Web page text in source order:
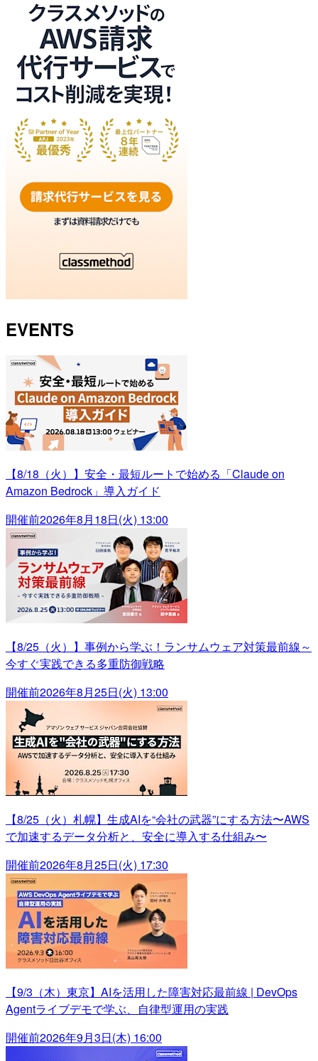
EVENTS
【8/18（火）】安全・最短ルートで始める「Claude on
Amazon Bedrock」導入ガイド
開催前2026年8月18日(火) 13:00
【8/25（火）】事例から学ぶ！ランサムウェア対策最前線～
今すぐ実践できる多重防御戦略
開催前2026年8月25日(火) 13:00
【8/25（火）札幌】生成AIを“会社の武器”にする方法〜AWS
で加速するデータ分析と、安全に導入する仕組み〜
開催前2026年8月25日(火) 17:30
【9/3（木）東京】AIを活用した障害対応最前線 | DevOps
Agentライブデモで学ぶ、自律型運用の実践
開催前2026年9月3日(木) 16:00